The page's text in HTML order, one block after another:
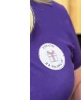
Poklon aranžmani
Premium čokolada
Prijava za
Prirodni proizvodi